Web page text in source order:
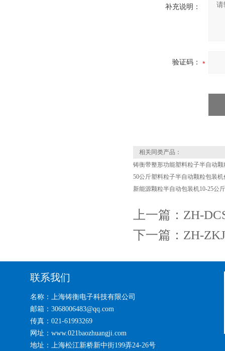
补充说明：
验证码：
相关同类产品：
铸衡带整形功能塑料粒子半自动颗
50公斤塑料粒子半自动颗粒包装机
新能源颗粒半自动包装机10-25公斤
上一篇： ZH-
下一篇： ZH-
联系我们
名称：上海铸衡电子科技有限公司
邮箱：3068006483@qq.com
传真：021-61993269
网址：www.021baozhuangji.com
地址：上海松江新桥新中街199弄24-26号